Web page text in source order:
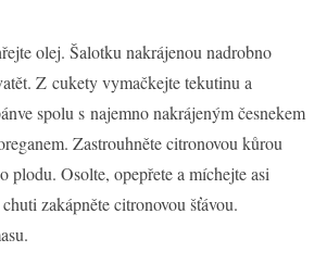
olej. Šalotku nakrájenou nadrobno
Z cukety vymačkejte tekutinu a
spolu s najemno nakrájeným česnekem
Zastrouhněte citronovou kůrou
plodu. Osolte, opepřete a míchejte asi
zakápněte citronovou šťávou.